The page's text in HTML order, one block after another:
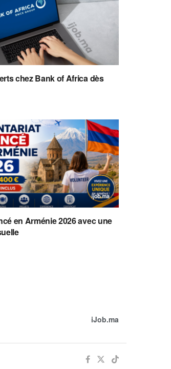
chez Bank of Africa dès
en Arménie 2026 avec une
iJob.ma